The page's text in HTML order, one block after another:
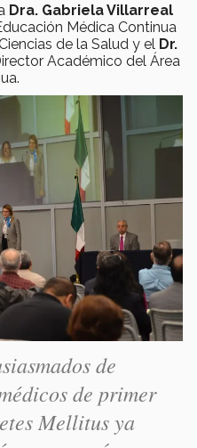
Dra. Gabriela Villarreal
Médica Continua
de la Salud y el Dr.
Académico del Área
de
de primer
Mellitus ya